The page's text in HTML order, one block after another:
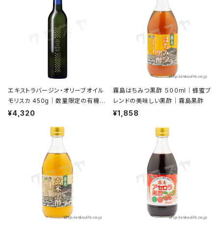
エキストラバージン・オリーブオイル
モリスカ 450g｜数量限定の有機栽
培オリーブ｜日本オリーブ
¥4,320
霧島はちみつ黒酢 ５００ml｜蜂蜜ブ
レンドの美味しい黒酢｜霧島黒酢
¥1,858